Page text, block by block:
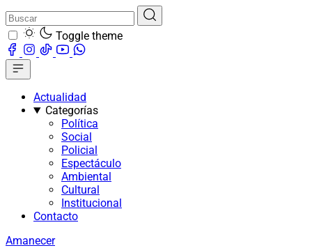
Toggle theme
Actualidad
Categorías
Política
Social
Policial
Espectáculo
Ambiental
Cultural
Institucional
Contacto
Amanecer